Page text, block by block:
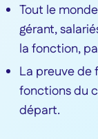
Tout le
gérant,
la fonction,
La preuve de
fonctions du
départ.